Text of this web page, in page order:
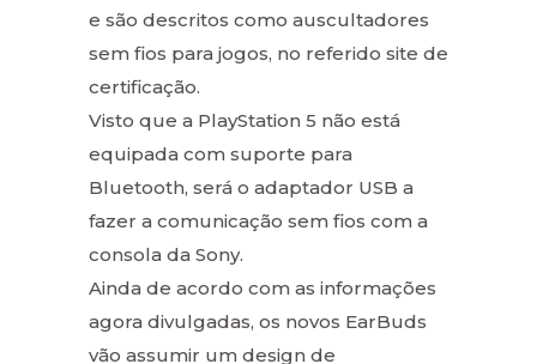
e são descritos como auscultadores
sem fios para jogos, no referido site de
certificação.
Visto que a PlayStation 5 não está
equipada com suporte para
Bluetooth, será o adaptador USB a
fazer a comunicação sem fios com a
consola da Sony.
Ainda de acordo com as informações
agora divulgadas, os novos EarBuds
vão assumir um design de